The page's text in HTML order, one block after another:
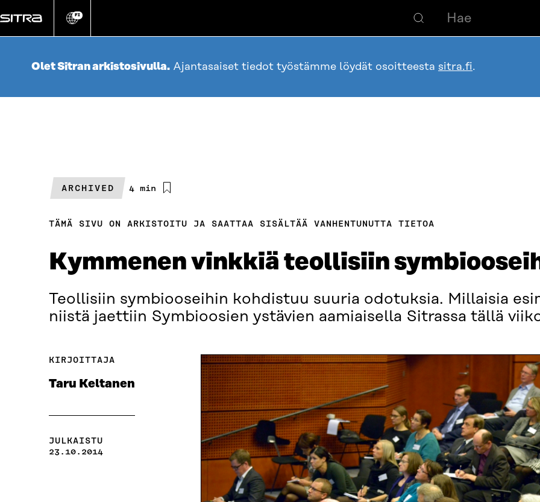
suoraan
Vaihda
kieli
FI
Olet Sitran arkistosivulla. Ajantasaiset tiedot työstämme löydät osoitteesta sitra.fi.
ARCHIVED
Arvioitu
4 min
TÄMÄ SIVU ON ARKISTOITU JA SAATTAA SISÄLTÄÄ VANHENTUNUTTA TIETOA
Kymmenen vinkkiä teollisiin
Teollisiin symbiooseihin kohdistuu suuria odotuksia. Millaisia
niistä jaettiin Symbioosien ystävien aamiaisella Sitrassa tällä
KIRJOITTAJA
Taru Keltanen
JULKAISTU
23.10.2014